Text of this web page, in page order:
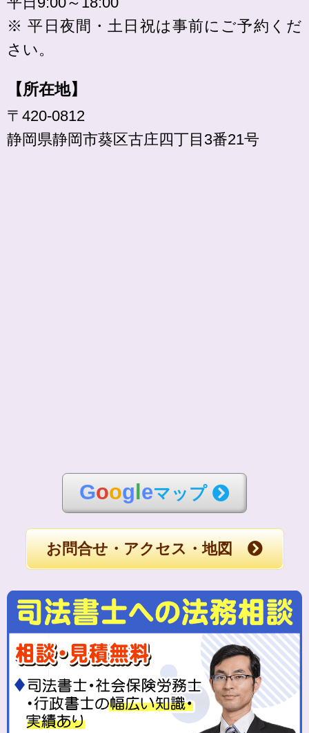
※ 平日夜間・土日祝は事前にご予約くだ
さい。
【所在地】
〒420-0812
静岡県静岡市葵区古庄四丁目3番21号
Goog eマップ
お問合せ・アクセス・地図